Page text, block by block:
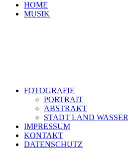
HOME
MUSIK
FOTOGRAFIE
PORTRAIT
ABSTRAKT
STADT LAND WASSER
IMPRESSUM
KONTAKT
DATENSCHUTZ